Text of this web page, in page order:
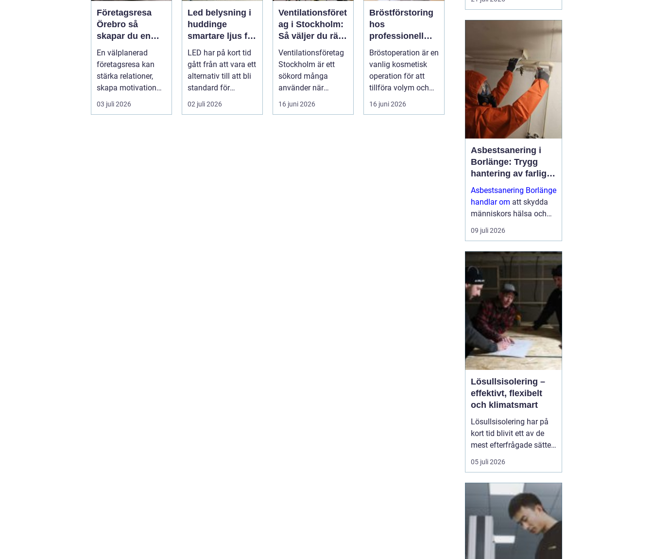
Företagsresa
Örebro så
skapar du en
smidig och
minnesvärd resa
för hela teamet
En välplanerad
företagsresa kan
stärka relationer,
skapa motivation
och ge ny energi till
både chefe...
03 juli 2026
Led belysning i
huddinge
smartare ljus för
företag och
fastigheter
LED har på kort tid
gått från att vara ett
alternativ till att bli
standard för
modern belysning.
Fö...
02 juli 2026
Ventilationsföret
ag i Stockholm:
Så väljer du rätt
partner för frisk
luft inomhus
Ventilationsföretag
Stockholm är ett
sökord många
använder när
inomhu...
16 juni 2026
Bröstförstoring
hos
professionell
klinik i
Stockholm
Bröstoperation är en
vanlig kosmetisk
operation för att
tillföra volym och
skapa...
16 juni 2026
under sommarhalvåret. I
där solen kan steka hårt
ena dagen och vinden ta
i nästa, är rätt solskydd
avgörande för att
uteplatsen ska använd...
Asbestsanering i
Borlänge: Trygg
hantering av farliga
fibrer
Asbestsanering Borlänge
handlar om att skydda
människors hälsa och
skapa säkra miljöer i
bostäder, skolor,
Nä...
09 juli 2026
Lösullsisolering –
effektivt, flexibelt
och klimatsmart
Lösullsisolering har på
kort tid blivit ett av de
mest efterfrågade sätten
att isolera vindar, tak och
svåråtkomliga
bygger på att man blåser
in isolerande material
ofta cellulosa, tr&au...
05 juli 2026